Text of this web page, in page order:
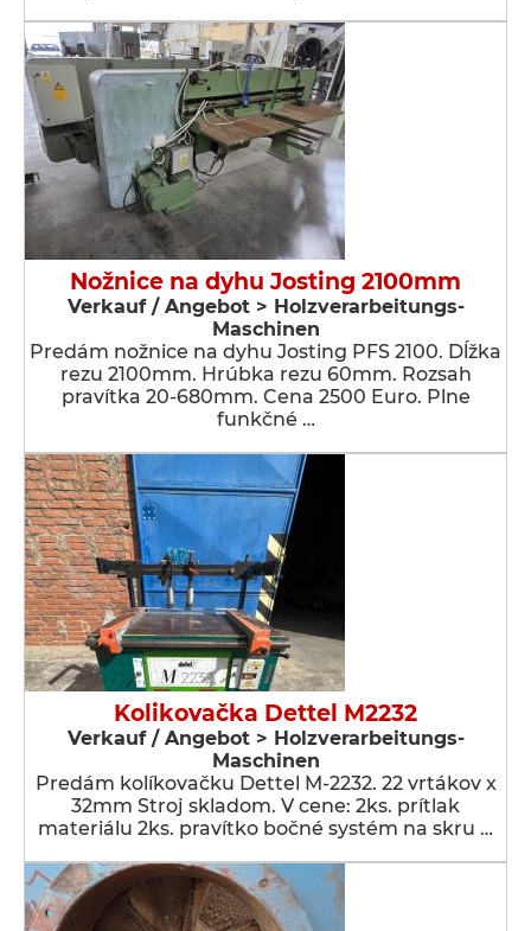
Nožnice na dyhu Josting 2100mm
Verkauf / Angebot > Holzverarbeitungs-
Maschinen
Predám nožnice na dyhu Josting PFS 2100. Dĺžka
rezu 2100mm. Hrúbka rezu 60mm. Rozsah
pravítka 20-680mm. Cena 2500 Euro. Plne
funkčné …
Kolikovačka Dettel M2232
Verkauf / Angebot > Holzverarbeitungs-
Maschinen
Predám kolíkovačku Dettel M-2232. 22 vrtákov x
32mm Stroj skladom. V cene: 2ks. prítlak
materiálu 2ks. pravítko bočné systém na skru …